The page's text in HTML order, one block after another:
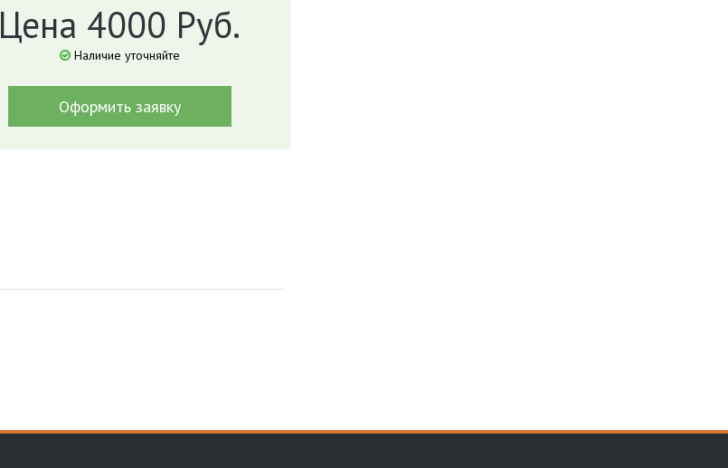
Цена 4000 Руб.
Наличие уточняйте
Оформить заявку